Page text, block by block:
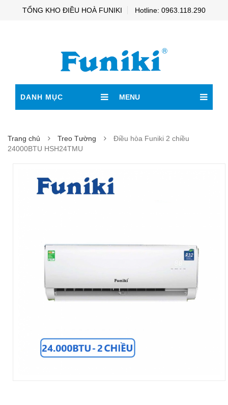
TỔNG KHO ĐIỀU HOÀ FUNIKI Hotline: 0963.118.290
DANH MỤC MENU
Trang chủ Treo Tường
Điều hòa Funiki 2 chiều
24000BTU HSH24TMU